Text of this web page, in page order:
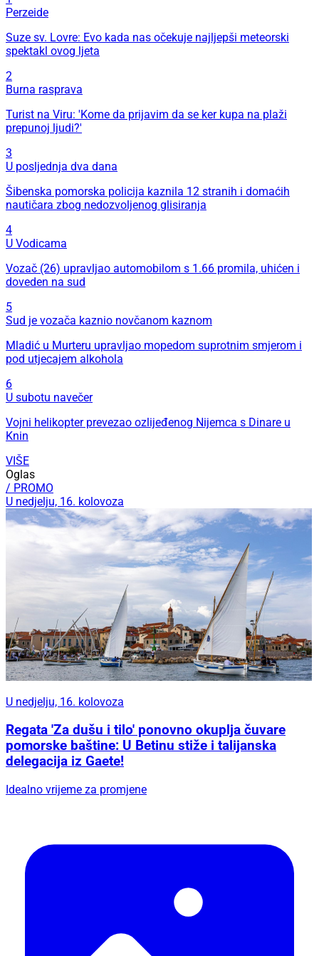
Perzeide
Suze sv. Lovre: Evo kada nas očekuje najljepši meteorski
spektakl ovog ljeta
2
Burna rasprava
Turist na Viru: 'Kome da prijavim da se ker kupa na plaži
prepunoj ljudi?'
3
U posljednja dva dana
Šibenska pomorska policija kaznila 12 stranih i domaćih
nautičara zbog nedozvoljenog glisiranja
4
U Vodicama
Vozač (26) upravljao automobilom s 1.66 promila, uhićen i
doveden na sud
5
Sud je vozača kaznio novčanom kaznom
Mladić u Murteru upravljao mopedom suprotnim smjerom i
pod utjecajem alkohola
6
U subotu navečer
Vojni helikopter prevezao ozlijeđenog Nijemca s Dinare u
Knin
VIŠE
Oglas
/ PROMO
U nedjelju, 16. kolovoza
U nedjelju, 16. kolovoza
Regata 'Za dušu i tilo' ponovno okuplja čuvare
pomorske baštine: U Betinu stiže i talijanska
delegacija iz Gaete!
Idealno vrijeme za promjene